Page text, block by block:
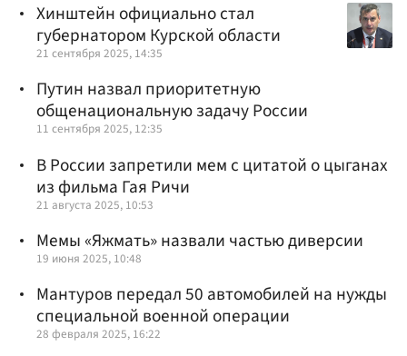
Хинштейн официально стал
губернатором Курской области
21 сентября 2025, 14:35
Путин назвал приоритетную
общенациональную задачу России
11 сентября 2025, 12:35
В России запретили мем с цитатой о цыганах
из фильма Гая Ричи
21 августа 2025, 10:53
Мемы «Яжмать» назвали частью диверсии
19 июня 2025, 10:48
Мантуров передал 50 автомобилей на нужды
специальной военной операции
28 февраля 2025, 16:22